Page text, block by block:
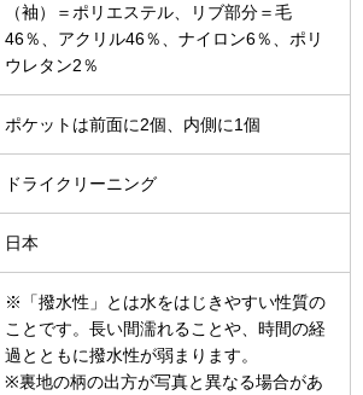
すべて見る
ウオッチ／ア
ウオッチ
ネックレス
ブレスレット
ファッション
（袖）＝ポリエステル、リブ部分＝毛
46％、アクリル46％、ナイロン6％、ポリ
ウレタン2％
ポケットは前面に2個、内側に1個
ドライクリーニング
日本
※「撥水性」とは水をはじきやすい性質の
ことです。長い間濡れることや、時間の経
過とともに撥水性が弱まります。
※裏地の柄の出方が写真と異なる場合があ